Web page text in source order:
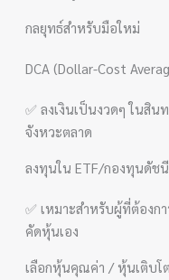
กลยุทธ์สำหรับมือใหม่
DCA (Dollar-Cost
✅ ลงเงินเป็นงวดๆ ในสิ
จังหวะตลาด
ลงทุนใน ETF/กองทุนดัชนี
✅ เหมาะสำหรับผู้ที่ต้องก
คัดหุ้นเอง
เลือกหุ้นคุณค่า / หุ้นเติบโต